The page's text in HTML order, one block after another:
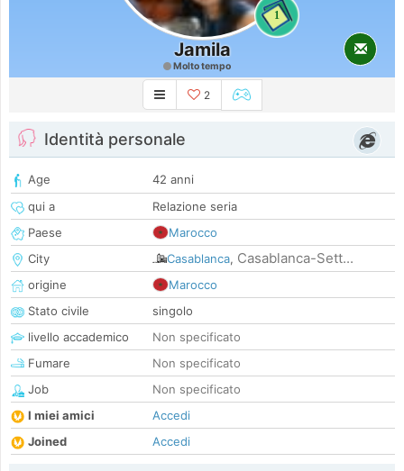
1
Jamila
Molto tempo
2
Identità personale
Age
42 anni
qui a
Relazione seria
Paese
Marocco
City
Casablanca, Casablanca-Sett...
origine
Marocco
Stato civile
singolo
livello accademico
Non specificato
Fumare
Non specificato
Job
Non specificato
I miei amici
Accedi
Joined
Accedi